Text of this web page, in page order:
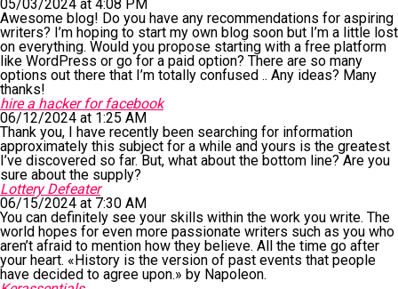
05/03/2024 at 4:08 PM
Awesome blog! Do you have any recommendations for aspiring
writers? I’m hoping to start my own blog soon but I’m a little lost
on everything. Would you propose starting with a free platform
like WordPress or go for a paid option? There are so many
options out there that I’m totally confused .. Any ideas? Many
thanks!
hire a hacker for facebook
06/12/2024 at 1:25 AM
Thank you, I have recently been searching for information
approximately this subject for a while and yours is the greatest
I’ve discovered so far. But, what about the bottom line? Are you
sure about the supply?
Lottery Defeater
06/15/2024 at 7:30 AM
You can definitely see your skills within the work you write. The
world hopes for even more passionate writers such as you who
aren’t afraid to mention how they believe. All the time go after
your heart. «History is the version of past events that people
have decided to agree upon.» by Napoleon.